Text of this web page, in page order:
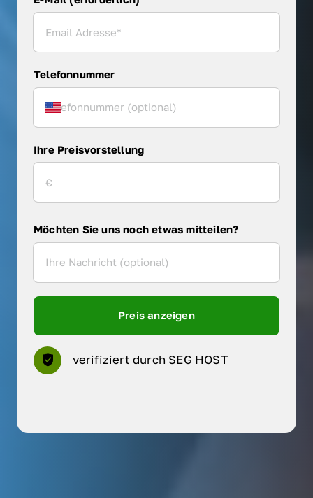
Telefonnummer
Ihre Preisvorstellung
Möchten Sie uns noch etwas mitteilen?
Preis anzeigen
verifiziert durch SEG HOST